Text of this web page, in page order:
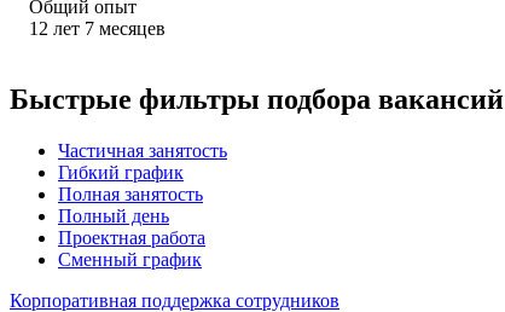
Общий опыт
12 лет 7 месяцев
Быстрые фильтры подбора вакансий
Частичная занятость
Гибкий график
Полная занятость
Полный день
Проектная работа
Сменный график
Корпоративная поддержка сотрудников